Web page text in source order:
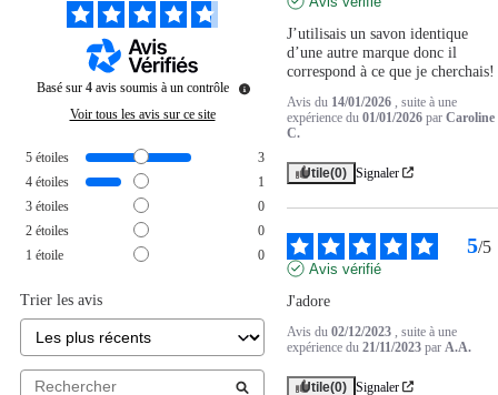
Basé sur 4 avis soumis à un contrôle
Voir tous les avis sur ce site
5 étoiles
3
4 étoiles
1
3 étoiles
0
2 étoiles
0
1 étoile 0
Trier les avis
J’utilisais un savon identique
d’une autre marque donc il
correspond à ce que je cherchais!
Avis du 14/01/2026 , suite à une
expérience du 01/01/2026 par Caroline
C.
Utile(0) Signaler
5/5
Avis vérifié
J'adore
Avis du 02/12/2023 , suite à une
expérience du 21/11/2023 par A.A.
Utile(0) Signaler